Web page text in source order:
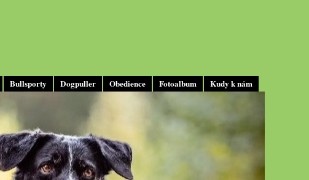
Bullsporty Dogpuller Obedience Fotoalbum Kudy k nám